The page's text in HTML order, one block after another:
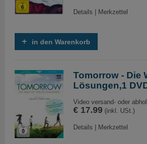
Details | Merkzettel
in den Warenkorb
Tomorrow - Die
Lösungen,1
Video versand- oder
€ 17.99 (inkl. USt.)
Details | Merkzettel